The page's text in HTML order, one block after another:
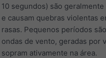
10 segundos) são
e causam quebras violentas
rasas. Pequenos períodos
ondas de vento, geradas por
sopram ativamente na área.